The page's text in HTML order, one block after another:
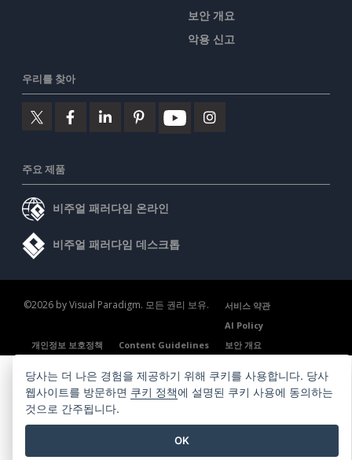
보안 개요
악용 신고
우리를 찾아
주요 제품
비주얼 패러다임 온라인
비주얼 패러다임 데스크톱
©2026 by Visual Paradigm. 모든 권리 보유.
서비스 약관
AI Policy
개인정보 보호정책
Content Guidelines 보안 개요
당사는 더 나은 경험을 제공하기 위해 쿠키를 사용합니다. 당사
웹사이트를 방문하면 쿠키 정책에 설명된 쿠키 사용에 동의하는
것으로 간주됩니다.
OK